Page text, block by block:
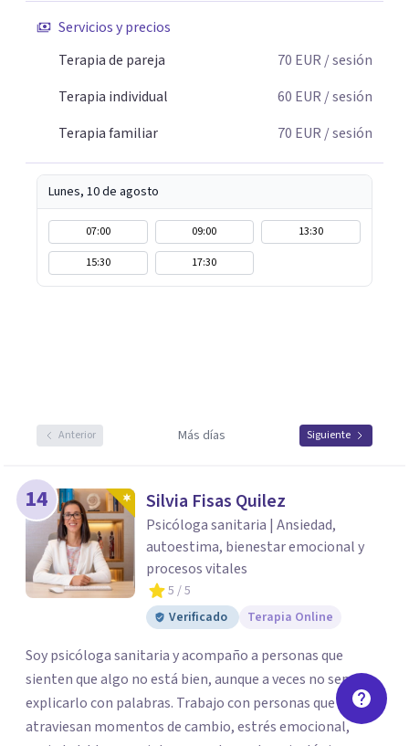
Servicios y precios
Terapia de pareja
70 EUR / sesión
Terapia individual
60 EUR / sesión
Terapia familiar
70 EUR / sesión
Lunes, 10 de agosto
07:00 09:00
13:30
15:30
17:30
Anterior Más días Siguiente
14 Silvia Fisas Quilez
Psicóloga sanitaria | Ansiedad,
autoestima, bienestar emocional y
procesos vitales
5 / 5
Verificado
Terapia Online
Soy psicóloga sanitaria y acompaño a personas que
sienten que algo no está bien, aunque a veces no sepan
explicarlo con palabras. Trabajo con personas que
atraviesan momentos de cambio, estrés emocional,